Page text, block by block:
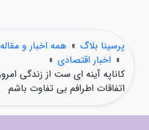
پرسینا بلاگ » همه اخبار و
» اخبار اقتصادی »
کاناپه آینه ای ست از زندگی
اتفاقات اطرافم بی تفاوت باشم